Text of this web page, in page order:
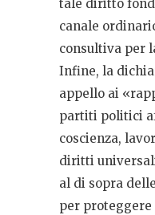
tale diritto
canale
consultiva per
Infine, la
appello ai
partiti politici
coscienza,
diritti
al di sopra
per